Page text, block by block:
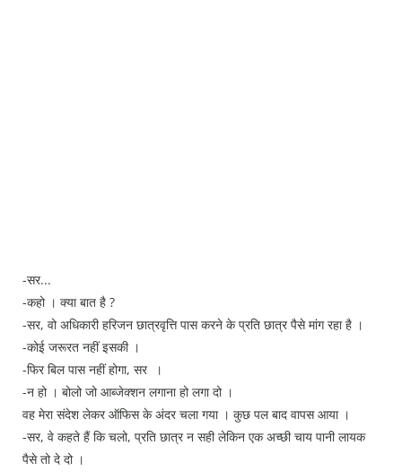
-सर...
-कहो । क्या बात है ?
-सर, वो अधिकारी हरिजन छात्रवृत्ति पास करने के प्रति छात्र पैसे मांग रहा है ।
-कोई जरूरत नहीं इसकी ।
-फिर बिल पास नहीं होगा, सर ।
-न हो । बोलो जो आब्जेक्शन‌ लगाना हो लगा दो ।
वह मेरा संदेश लेकर ऑफिस के अंदर‌ चला गया । कुछ पल बाद वापस आया ।
-सर, वे कहते हैं कि चलो, प्रति छात्र न सही लेकिन एक अच्छी चाय पानी लायक
पैसे तो दे दो ।